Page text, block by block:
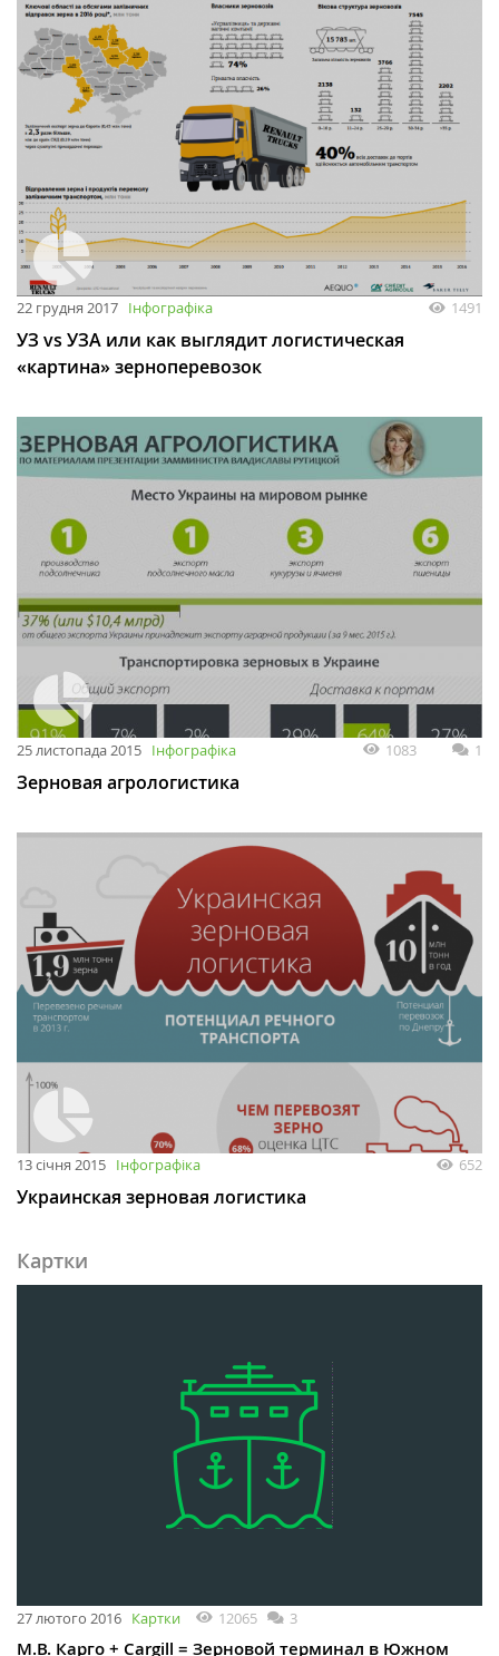
22 грудня 2017 Інфографіка 1491
УЗ vs УЗА или как выглядит логистическая
«картина» зерноперевозок
25 листопада 2015 Інфографіка 1083 1
Зерновая агрологистика
13 січня 2015 Інфографіка 652
Украинская зерновая логистика
Картки
27 лютого 2016 Картки 12065 3
М.В. Карго + Cargill = Зерновой терминал в Южном